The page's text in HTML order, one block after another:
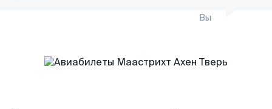
Вы